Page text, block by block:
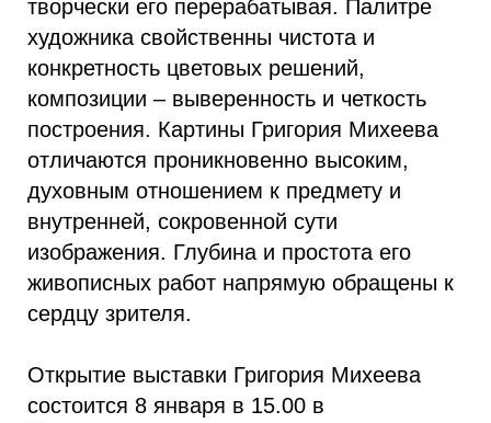
творчески его перерабатывая. Палитре
художника свойственны чистота и
конкретность цветовых решений,
композиции – выверенность и четкость
построения. Картины Григория Михеева
отличаются проникновенно высоким,
духовным отношением к предмету и
внутренней, сокровенной сути
изображения. Глубина и простота его
живописных работ напрямую обращены к
сердцу зрителя.
Открытие выставки Григория Михеева
состоится 8 января в 15.00 в